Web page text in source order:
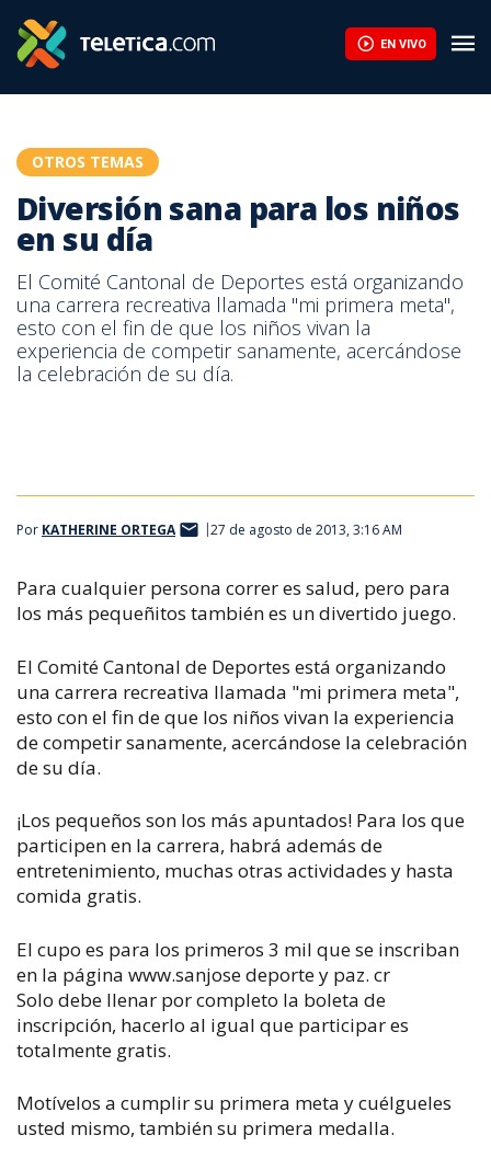
EN VIVO
OTROS TEMAS
Diversión sana para los niños
en su día
El Comité Cantonal de Deportes está organizando
una carrera recreativa llamada "mi primera meta",
esto con el fin de que los niños vivan la
experiencia de competir sanamente, acercándose
la celebración de su día.
Por KATHERINE ORTEGA 27 de agosto de 2013, 3:16 AM
Para cualquier persona correr es salud, pero para
los más pequeñitos también es un divertido juego.
El Comité Cantonal de Deportes está organizando
una carrera recreativa llamada "mi primera meta",
esto con el fin de que los niños vivan la experiencia
de competir sanamente, acercándose la celebración
de su día.
¡Los pequeños son los más apuntados! Para los que
participen en la carrera, habrá además de
entretenimiento, muchas otras actividades y hasta
comida gratis.
El cupo es para los primeros 3 mil que se inscriban
en la página www.sanjose deporte y paz. cr
Solo debe llenar por completo la boleta de
inscripción, hacerlo al igual que participar es
totalmente gratis.
Motívelos a cumplir su primera meta y cuélgueles
usted mismo, también su primera medalla.